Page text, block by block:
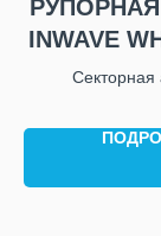
INWAVE
Секторная
от 75 ГГц